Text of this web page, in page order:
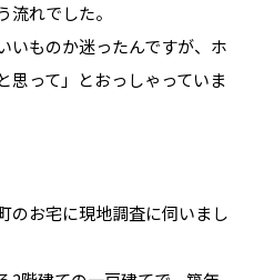
れでした。
いものか迷ったんですが、ホ
思って」とおっしゃっていま
のお宅に現地調査に伺いまし